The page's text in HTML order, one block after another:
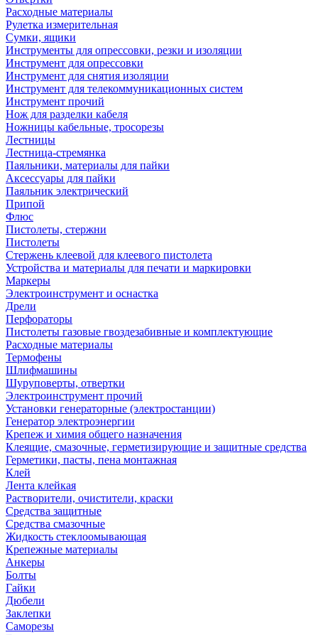
Расходные материалы
Рулетка измерительная
Сумки, ящики
Инструменты для опрессовки, резки и изоляции
Инструмент для опрессовки
Инструмент для снятия изоляции
Инструмент для телекоммуникационных систем
Инструмент прочий
Нож для разделки кабеля
Ножницы кабельные, тросорезы
Лестницы
Лестница-стремянка
Паяльники, материалы для пайки
Аксессуары для пайки
Паяльник электрический
Припой
Флюс
Пистолеты, стержни
Пистолеты
Стержень клеевой для клеевого пистолета
Устройства и материалы для печати и маркировки
Маркеры
Электроинструмент и оснастка
Дрели
Перфораторы
Пистолеты газовые гвоздезабивные и комплектующие
Расходные материалы
Термофены
Шлифмашины
Шуруповерты, отвертки
Электроинструмент прочий
Установки генераторные (электростанции)
Генератор электроэнергии
Крепеж и химия общего назначения
Клеящие, смазочные, герметизирующие и защитные средства
Герметики, пасты, пена монтажная
Клей
Лента клейкая
Растворители, очистители, краски
Средства защитные
Средства смазочные
Жидкость стеклоомывающая
Крепежные материалы
Анкеры
Болты
Гайки
Дюбели
Заклепки
Саморезы